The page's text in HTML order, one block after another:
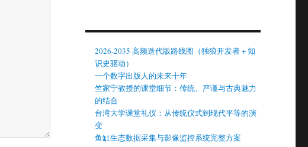
2026-2035 高频迭代版路线图（独狼开发者 + 知
识史驱动）
一个数字出版人的未来十年
竺家宁教授的课堂细节：传统、严谨与古典魅力
的结合
台湾大学课堂礼仪：从传统仪式到现代平等的演
变
鱼缸生态数据采集与影像监控系统完整方案